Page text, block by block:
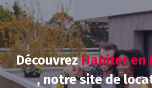
DécouvrezHabiter en
, notre site de